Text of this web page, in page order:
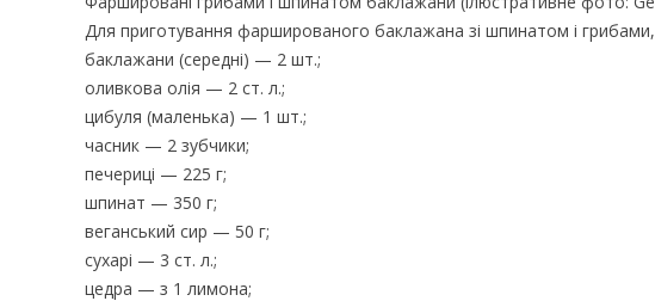
Для приготування фаршированого баклажана зі шпинатом і грибами,
баклажани (середні) — 2 шт.;
оливкова олія — 2 ст. л.;
цибуля (маленька) — 1 шт.;
часник — 2 зубчики;
печериці — 225 г;
шпинат — 350 г;
веганський сир — 50 г;
сухарі — 3 ст. л.;
цедра — з 1 лимона;